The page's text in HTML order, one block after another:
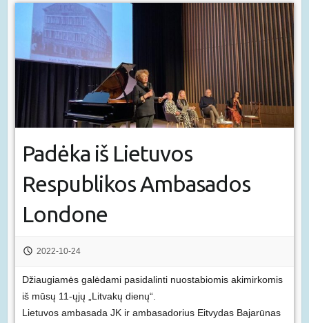
Padėka iš Lietuvos
Respublikos Ambasados
Londone
2022-10-24
Džiaugiamės galėdami pasidalinti nuostabiomis akimirkomis
iš mūsų 11-ųjų „Litvakų dienų“.
Lietuvos ambasada JK ir ambasadorius Eitvydas Bajarūnas